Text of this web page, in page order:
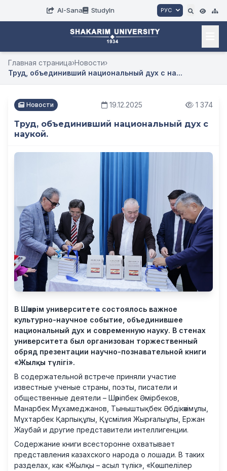
AI-Sana StudyIn РУС
Главная страница›Новости›
Труд, объединивший национальный дух с на...
Новости 19.12.2025 1 374
Труд, объединивший национальный дух с
наукой.
В Шәкәрім университете состоялось важное
культурно-научное событие, объединившее
национальный дух и современную науку. В стенах
университета был организован торжественный
обряд презентации научно-познавательной книги
«Жылқы түлігі».
В содержательной встрече приняли участие
известные ученые страны, поэты, писатели и
общественные деятели – Шәріпбек Әмірбеков,
Манарбек Мұхамеджанов, Тыныштықбек Әбдікәкімұлы,
Мұхтарбек Қарпықұлы, Құсмілия Жырғалыұлы, Ержан
Жаубай и другие представители интеллигенции.
Содержание книги всесторонне охватывает
представления казахского народа о лошади. В таких
разделах, как «Жылқы – асыл түлік», «Көшпелілер